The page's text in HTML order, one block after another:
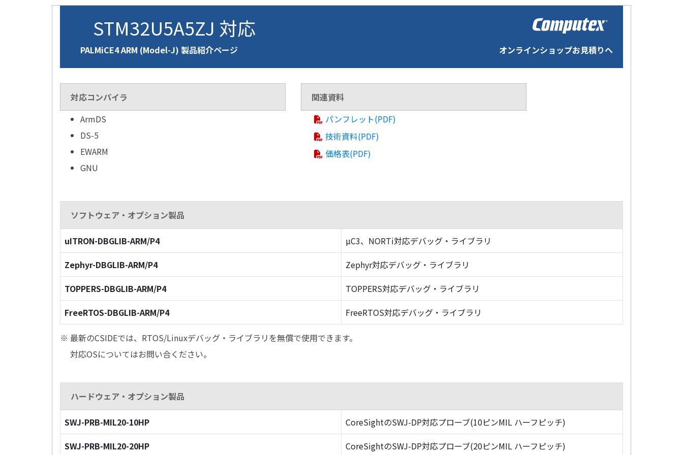
STM32U5A5ZJ 対応
PALMiCE4 ARM (Model-J) 製品紹介ページ オンラインショップお見積りへ
対応コンパイラ
ArmDS
DS-5
EWARM
GNU
関連資料
パンフレット(PDF)
技術資料(PDF)
価格表(PDF)
ソフトウェア・オプション製品
uITRON-DBGLIB-ARM/P4
µC3、NORTi対応デバッグ・ライブラリ
Zephyr-DBGLIB-ARM/P4
Zephyr対応デバッグ・ライブラリ
TOPPERS-DBGLIB-ARM/P4
TOPPERS対応デバッグ・ライブラリ
FreeRTOS-DBGLIB-ARM/P4
FreeRTOS対応デバッグ・ライブラリ
※ 最新のCSIDEでは、RTOS/Linuxデバッグ・ライブラリを無償で使用できます。
対応OSについてはお問い合ください。
ハードウェア・オプション製品
SWJ-PRB-MIL20-10HP
CoreSightのSWJ-DP対応プローブ(10ピンMIL ハーフピッチ)
SWJ-PRB-MIL20-20HP
CoreSightのSWJ-DP対応プローブ(20ピンMIL ハーフピッチ)